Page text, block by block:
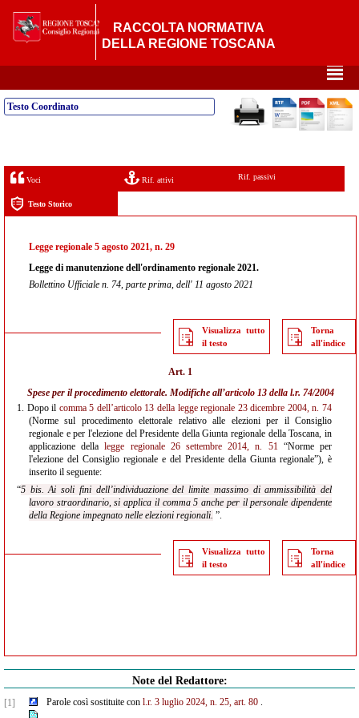
RACCOLTA NORMATIVA
DELLA REGIONE TOSCANA
²
Testo Coordinato
Voci Rif. attivi Rif. passivi
Testo Storico
Legge regionale 5 agosto 2021, n. 29
Legge di manutenzione dell'ordinamento regionale 2021.
Bollettino Ufficiale n. 74, parte prima, dell' 11 agosto 2021
Visualizza tutto
il testo
Torna
all'indice
Art. 1
Spese per il procedimento elettorale. Modifiche all’articolo 13 della l.r. 74/2004
1. Dopo il comma 5 dell’articolo 13 della legge regionale 23 dicembre 2004, n. 74
(Norme sul procedimento elettorale relativo alle elezioni per il Consiglio
regionale e per l'elezione del Presidente della Giunta regionale della Toscana, in
applicazione dellalegge regionale 26 settembre 2014, n. 51“Norme per
l'elezione del Consiglio regionale e del Presidente della Giunta regionale”), è
inserito il seguente:
“5 bis. Ai soli fini dell’individuazione del limite massimo di ammissibilità del
lavoro straordinario, si applica il comma 5 anche per il personale dipendente
della Regione impegnato nelle elezioni regionali. ”.
Visualizza tutto
il testo
Torna
all'indice
Note del Redattore:
[1] Parole così sostituite con l.r. 3 luglio 2024, n. 25, art. 80.